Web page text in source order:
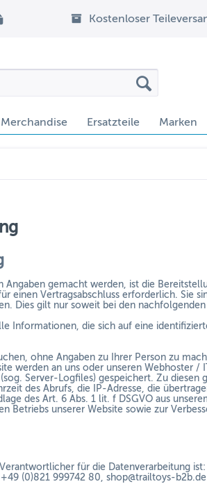
Kostenloser
Merchandise Ersatzteile Marken
Angaben gemacht werden, ist die
einen Vertragsabschluss erforderlich. Sie
Dies gilt nur soweit bei den
Informationen, die sich auf eine
ohne Angaben zu Ihrer Person zu
werden an uns oder unseren Webhoster
Server-Logfiles) gespeichert. Zu diesen
des Abrufs, die IP-Adresse, die
des Art. 6 Abs. 1 lit. f DSGVO aus
Betriebs unserer Website sowie zur
für die Datenverarbeitung ist:
+49 (0)821 999742 80, shop@trailtoys-b2b.de